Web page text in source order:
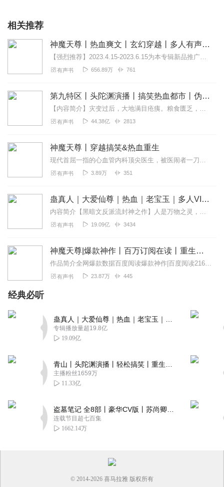
1551936teap
2022-01-16 2
武气林动
2021-12-19 2
品牌星
2023-04-06
多女主修仙文爱好者
2022-08-02 1
魂川
2022-05-01
听友494204702
好垃圾，这配音可以听死人
相关推荐
神魔天尊丨热血爽文丨玄幻穿越丨多人有声剧
【强烈推荐】2023.4.15-2023.6.15为本专辑新品推广期，限时免费2个月；前89集为免费试听，第90集起为付费音频，新品推广期可免费试听。2023....
有声书 656.89万 761
第九特区丨头陀渊演播丨搞笑热血都市丨伪戒丨VIP免费多人有声剧
【内容简介】灾变过后，大地满目疮痍。粮食匮乏，资源紧俏，局势混乱……一位从待规划区杀出来的青年，背对着漫天黄沙，孤身来到九区谋生，却不曾想偶然结识三五好友，一念...
有声书 44.38亿 2813
神魔天尊丨穿越搞笑&热血重生
现代首屈一指的心血管内科顶尖医生，被医闹者一刀捅死，醒来之后发现自己正在被下葬。搞什么飞机，我还没死啊！男主角宁小川，一个来自地球的穿越者，夺舍了宁小川，命运从...
有声书 3.89万 351
蛊真人｜大爱仙尊｜热血｜老宝玉｜多人VIP免费有声剧
内容简介【黑暗文反派流封神之作】人是万物之灵，蛊是天地真精。一个穿越者不断重生的故事。一个养蛊、炼蛊、用蛊的奇特世界。配音组（男角色）老宝玉旁白...
有声书 19.09亿 3434
神魔天尊|爆款神作丨百万订阅在读丨重生逆袭丨另类玄幻丨多人有声剧
作品简介全网爆款数据百度阅读爆款神作|百度阅读216万收藏｜日均158万+在线阅读全平台总点击39亿+｜粉丝书单霸榜126周｜长期霸榜TOP1｜读者...
有声书 23.87万 445
经典必听
专辑播放量超19.8亿
19.09亿
主播粉丝1659万
11.33亿
连载节目超七百集
1662.14万
© 2014-2026 喜马拉雅 版权所有